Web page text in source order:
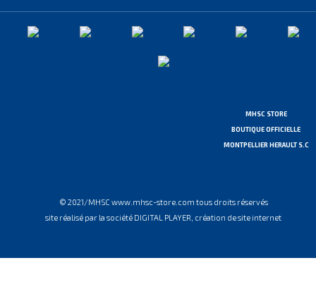
MHSC STORE
BOUTIQUE OFFICIELLE
MONTPELLIER HERAULT S.C
© 2021/MHSC www.mhsc-store.com tous droits réservés
site réalisé par la société DIGITAL PLAYER, création de site internet